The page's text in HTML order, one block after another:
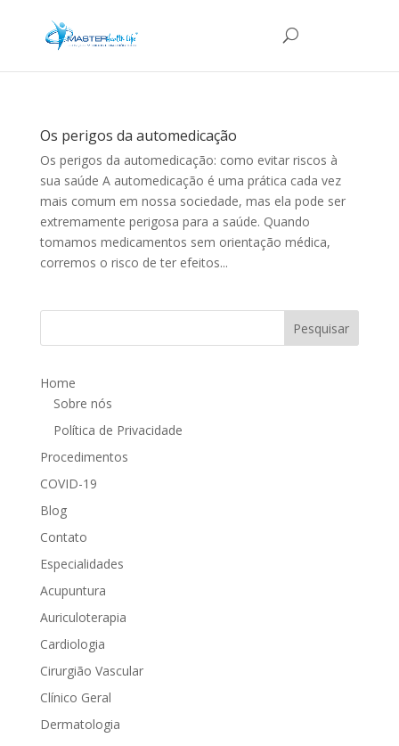
Os perigos da automedicação
Os perigos da automedicação: como evitar riscos à
sua saúde A automedicação é uma prática cada vez
mais comum em nossa sociedade, mas ela pode ser
extremamente perigosa para a saúde. Quando
tomamos medicamentos sem orientação médica,
corremos o risco de ter efeitos...
Home
Sobre nós
Política de Privacidade
Procedimentos
COVID-19
Blog
Contato
Especialidades
Acupuntura
Auriculoterapia
Cardiologia
Cirurgião Vascular
Clínico Geral
Dermatologia